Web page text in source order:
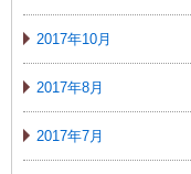
2017年10月
2017年8月
2017年7月